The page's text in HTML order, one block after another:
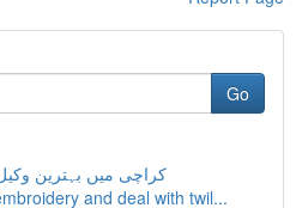
Go
کراچی میں بہترین
and deal with twil...